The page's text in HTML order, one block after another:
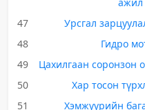
47 Урсгал
48
Гидро
49
Цахилгаан соронзон
50
Хар тосон
51
Хэмжүүрийн